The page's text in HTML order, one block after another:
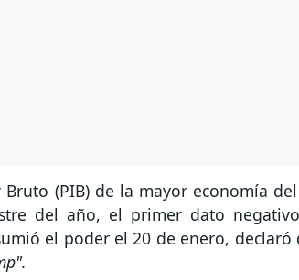
(PIB) de la mayor economía
del año, el primer dato
el poder el 20 de enero, declaró